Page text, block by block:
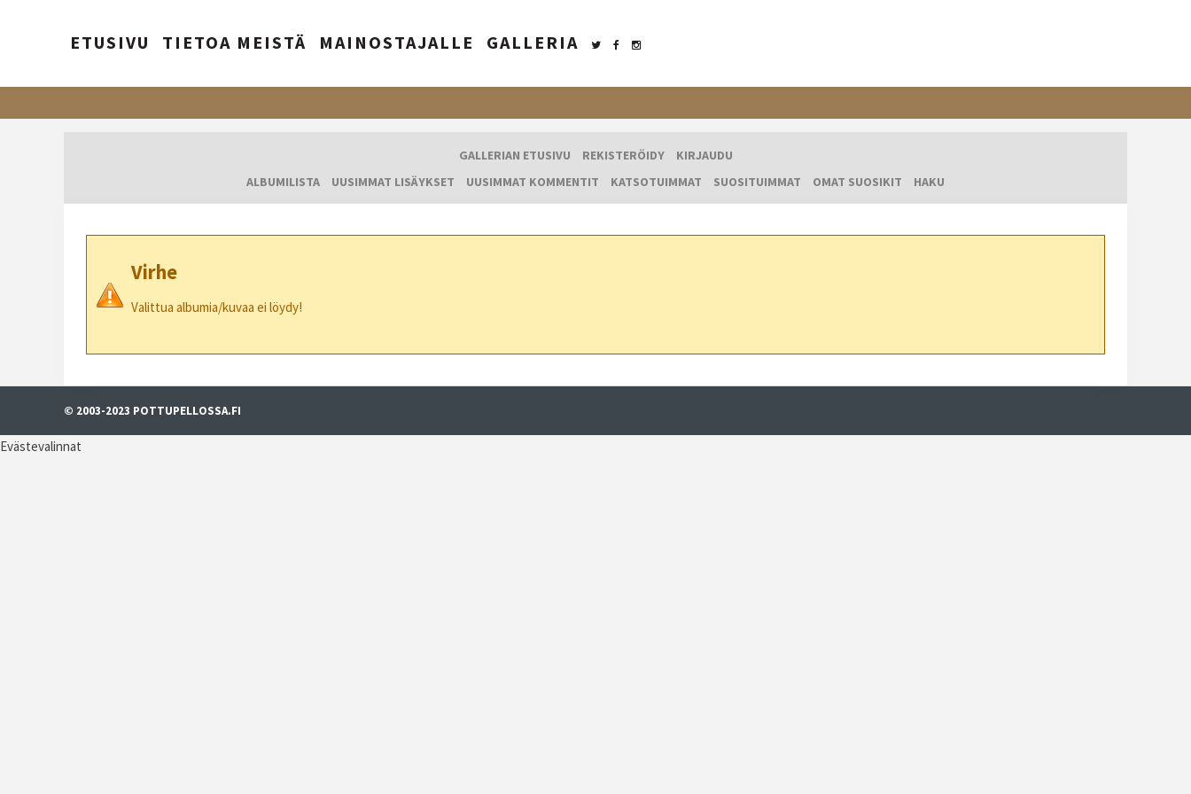
ETUSIVU TIETOA MEISTÄ MAINOSTAJALLE GALLERIA
GALLERIAN ETUSIVU REKISTERÖIDY
KIRJAUDU
ALBUMILISTA
UUSIMMAT LISÄYKSET UUSIMMAT KOMMENTIT KATSOTUIMMAT SUOSITUIMMAT OMAT SUOSIKIT HAKU
Virhe
Valittua albumia/kuvaa ei löydy!
© 2003-2023 POTTUPELLOSSA.FI
Evästevalinnat